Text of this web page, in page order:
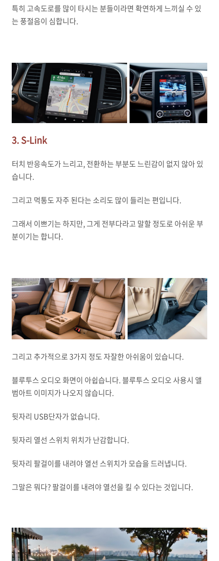
특히 고속도로를 많이 타시는 분들이라면 확연하게 느끼실 수 있
는 풍절음이 심합니다.
3. S-Link
터치 반응속도가 느리고, 전환하는 부분도 느린감이 없지 않아 있
습니다.
그리고 먹통도 자주 된다는 소리도 많이 들리는 편입니다.
그래서 이쁘기는 하지만, 그게 전부다라고 말할 정도로 아쉬운 부
분이기는 합니다.
그리고 추가적으로 3가지 정도 자잘한 아쉬움이 있습니다.
블루투스 오디오 화면이 아쉽습니다. 블루투스 오디오 사용시 앨
범아트 이미지가 나오지 않습니다.
뒷자리 USB단자가 없습니다.
뒷자리 열선 스위치 위치가 난감합니다.
뒷자리 팔걸이를 내려야 열선 스위치가 모습을 드러냅니다.
그말은 뭐다? 팔걸이를 내려야 열선을 킬 수 있다는 것입니다.